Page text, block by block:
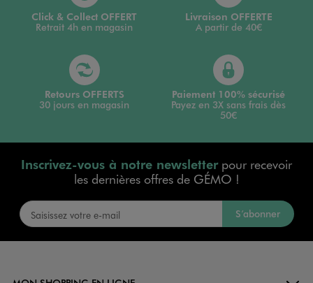
Click & Collect OFFERT
Retrait 4h en magasin
Livraison OFFERTE
A partir de 40€
Retours OFFERTS
30 jours en magasin
Paiement 100% sécurisé
Payez en 3X sans frais dès
50€
Inscrivez-vous à notre newsletterpour recevoir
les dernières offres de GÉMO !
S’abonner